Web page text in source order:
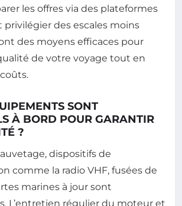
les offres via des plateformes
privilégier des escales moins
des moyens efficaces pour
de votre voyage tout en
SONT
À BORD POUR GARANTIR
?
dispositifs de
comme la radio VHF, fusées de
marines à jour sont
L’entretien régulier du moteur et